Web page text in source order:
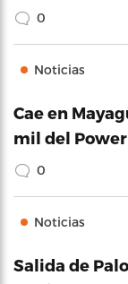
0
Noticias
Cae en
mil del
0
Noticias
Salida de